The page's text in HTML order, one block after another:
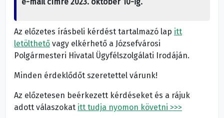
Az előzetes írásbeli kérdést tartalmazó lap itt
letölthető vagy elkérhető a Józsefvárosi
Polgármesteri Hivatal Ügyfélszolgálati Irodáján.
Minden érdeklődőt szeretettel várunk!
Az előzetesen beérkezett kérdéseket és a rájuk
adott válaszokat itt tudja nyomon követni >>>